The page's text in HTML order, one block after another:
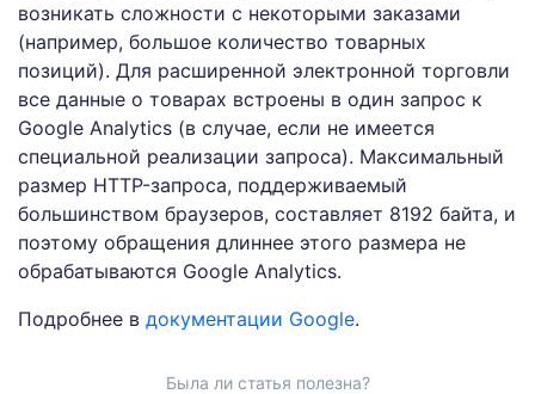
возникать сложности с некоторыми заказами
(например, большое количество товарных
позиций). Для расширенной электронной торговли
все данные о товарах встроены в один запрос к
Google Analytics (в случае, если не имеется
специальной реализации запроса). Максимальный
размер HTTP-запроса, поддерживаемый
большинством браузеров, составляет 8192 байта, и
поэтому обращения длиннее этого размера не
обрабатываются Google Analytics.
Подробнее в документации Google.
Была ли статья полезна?